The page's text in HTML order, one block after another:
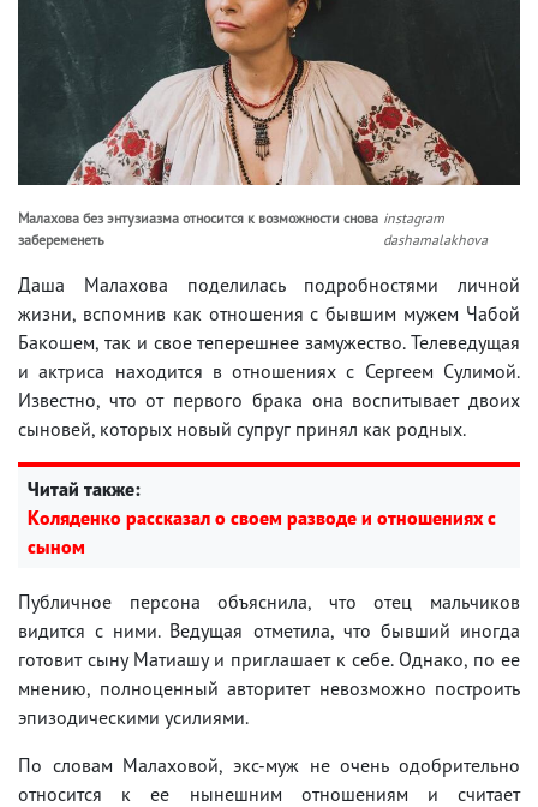
Малахова без энтузиазма относится к возможности снова
забеременеть
instagram
dashamalakhova
Даша Малахова поделилась подробностями личной
жизни, вспомнив как отношения с бывшим мужем Чабой
Бакошем, так и свое теперешнее замужество. Телеведущая
и актриса находится в отношениях с Сергеем Сулимой.
Известно, что от первого брака она воспитывает двоих
сыновей, которых новый супруг принял как родных.
Читай также:
Коляденко рассказал о своем разводе и отношениях с
сыном
Публичное персона объяснила, что отец мальчиков
видится с ними. Ведущая отметила, что бывший иногда
готовит сыну Матиашу и приглашает к себе. Однако, по ее
мнению, полноценный авторитет невозможно построить
эпизодическими усилиями.
По словам Малаховой, экс-муж не очень одобрительно
относится к ее нынешним отношениям и считает